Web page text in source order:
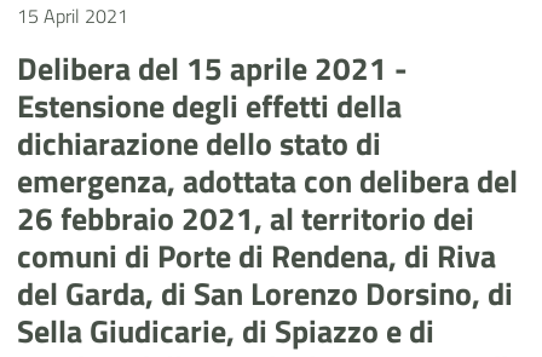
15 April 2021
Delibera del 15 aprile 2021 -
Estensione degli effetti della
dichiarazione dello stato di
emergenza, adottata con delibera del
26 febbraio 2021, al territorio dei
comuni di Porte di Rendena, di Riva
del Garda, di San Lorenzo Dorsino, di
Sella Giudicarie, di Spiazzo e di